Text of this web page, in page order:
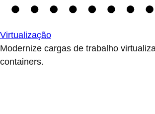
Virtualização
Modernize cargas de trabalho
containers.